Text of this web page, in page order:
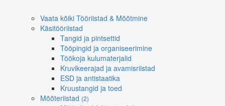
Vaata kõiki Tööriistad & Mõõtmine
Käsitööriistad
Tangid ja pintsettid
Tööpingid ja organiseerimine
Töökoja kulumaterjalid
Kruvikeerajad ja avamisriistad
ESD ja antistaatika
Kruustangid ja toed
Mõõteriistad (2)